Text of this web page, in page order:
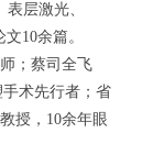
层激光、
10余篇。
；蔡司全飞
术先行者；省
授，10余年眼